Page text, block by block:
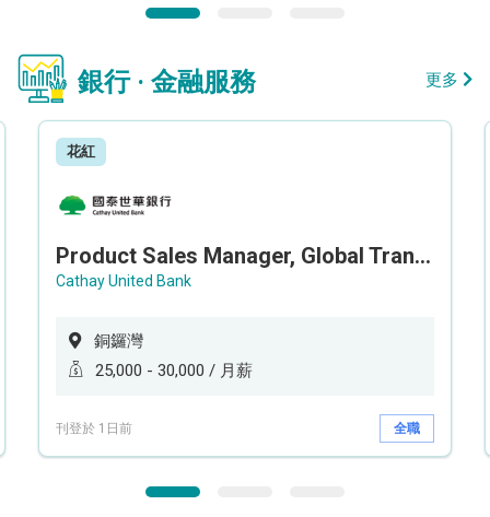
銀行 · 金融服務 更多
花紅
Product Sales Manager, Global Transaction Service (GTS)
Cathay United Bank
銅鑼灣
25,000 - 30,000 / 月薪
刊登於 1日前 全職